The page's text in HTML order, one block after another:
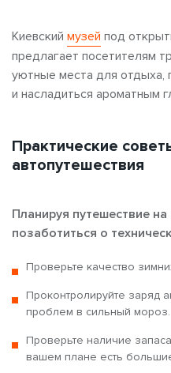
Киевский музей под
предлагает посетителям
уютные места для отдыха,
и насладиться ароматным
Практические
автопутешествия
Планируя путешествие
позаботиться о
Проверьте качество
Проконтролируйте заряд
проблем в сильный мороз.
Проверьте наличие
вашем плане есть